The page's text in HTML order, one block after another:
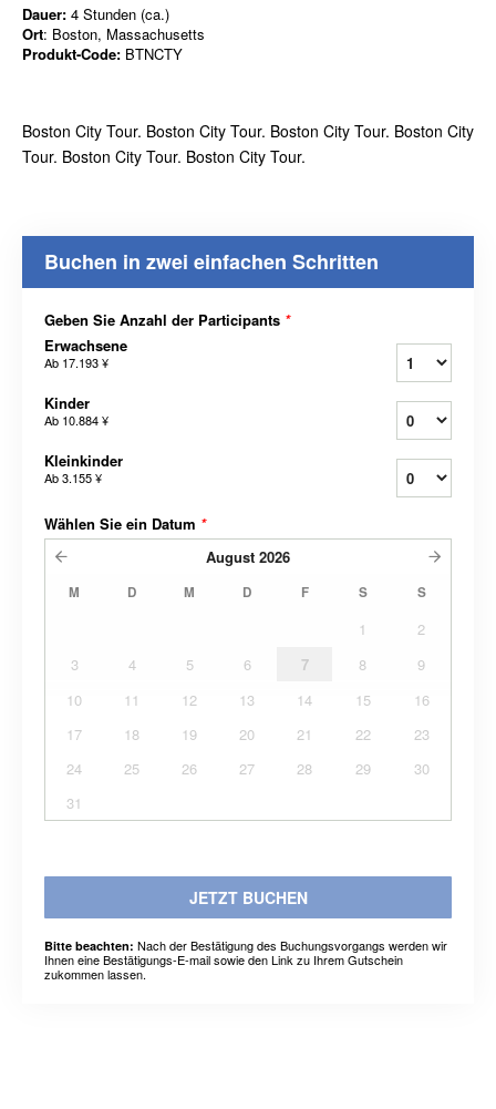
Dauer: 4 Stunden (ca.)
Ort: Boston, Massachusetts
Produkt-Code: BTNCTY
Boston City Tour. Boston City Tour. Boston City Tour. Boston City
Tour. Boston City Tour. Boston City Tour.
Buchen in zwei einfachen Schritten
Geben Sie Anzahl der Participants *
Erwachsene
Ab 17.193 ¥
Kinder
Ab 10.884 ¥
Kleinkinder
Ab3.155 ¥
Wählen Sie ein Datum *
August 2026
M D M D F S S
1
2
3
4 5 6 7 8
9
10
11 12 13 14 15
16
17
18 19 20 21 22
23
24
25 26 27 28 29
30
31
JETZT BUCHEN
Bitte beachten: Nach der Bestätigung des Buchungsvorgangs werden wir
Ihnen eine Bestätigungs-E-mail sowie den Link zu Ihrem Gutschein
zukommen lassen.